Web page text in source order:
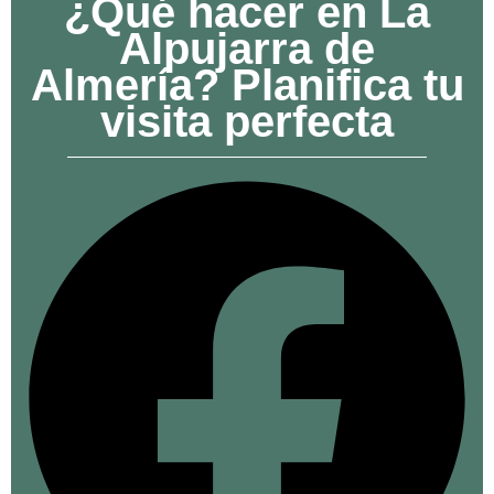
¿Qué hacer en La
Alpujarra de
Almería? Planifica tu
visita perfecta